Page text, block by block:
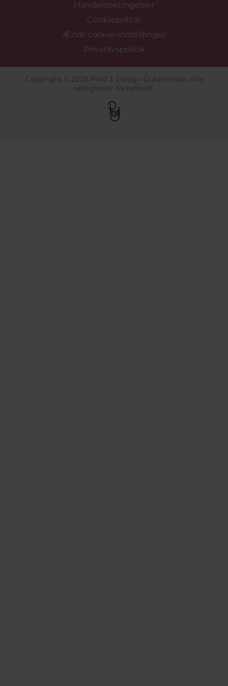
Handelsbetingelser
Cookiepolitik
Ændr cookie-indstillinger
Privatlivspolitik
Copyright © 2026 Pind J. Design Guldsmedie. Alle
rettigheder forbeholdt.